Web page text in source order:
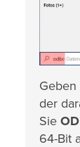
der
Sie
64-Bit